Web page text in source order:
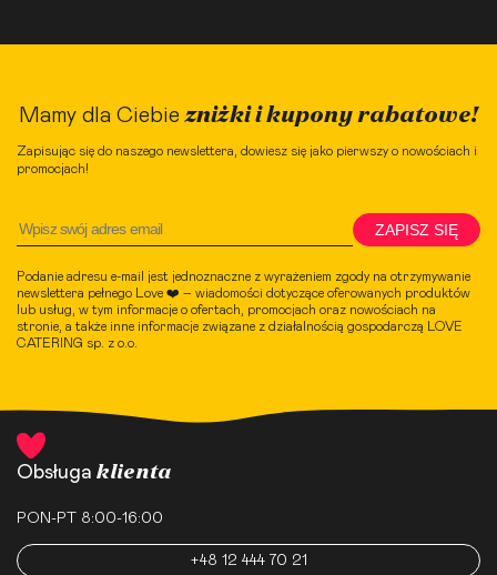
Mamy dla Ciebie zniżki i kupony rabatowe!
Zapisując się do naszego newslettera, dowiesz się jako pierwszy o nowościach i
promocjach!
ZAPISZ SIĘ
Podanie adresu e-mail jest jednoznaczne z wyrażeniem zgody na otrzymywanie
newslettera pełnego Love ❤️ – wiadomości dotyczące oferowanych produktów
lub usług, w tym informacje o ofertach, promocjach oraz nowościach na
stronie, a także inne informacje związane z działalnością gospodarczą LOVE
CATERING sp. z o.o.
Obsługa klienta
PON-PT 8:00-16:00
+48 12 444 70 21